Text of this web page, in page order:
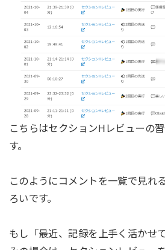
こちらはセクションHレビューの
す。
このようにコメントを一覧で見れ
ろいです。
もし「最近、記録を上手く活か